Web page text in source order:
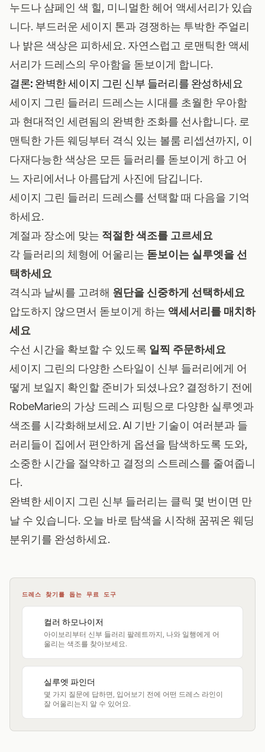
누드나 샴페인 색 힐, 미니멀한 헤어 액세서리가 있습
니다. 부드러운 세이지 톤과 경쟁하는 투박한 주얼리
나 밝은 색상은 피하세요. 자연스럽고 로맨틱한 액세
서리가 드레스의 우아함을 돋보이게 합니다.
결론: 완벽한 세이지 그린 신부 들러리를 완성하세요
세이지 그린 들러리 드레스는 시대를 초월한 우아함
과 현대적인 세련됨의 완벽한 조화를 선사합니다. 로
맨틱한 가든 웨딩부터 격식 있는 볼룸 리셉션까지, 이
다재다능한 색상은 모든 들러리를 돋보이게 하고 어
느 자리에서나 아름답게 사진에 담깁니다.
세이지 그린 들러리 드레스를 선택할 때 다음을 기억
하세요.
계절과 장소에 맞는 적절한 색조를 고르세요
각 들러리의 체형에 어울리는 돋보이는 실루엣을 선
택하세요
격식과 날씨를 고려해 원단을 신중하게 선택하세요
압도하지 않으면서 돋보이게 하는 액세서리를 매치하
세요
수선 시간을 확보할 수 있도록 일찍 주문하세요
세이지 그린의 다양한 스타일이 신부 들러리에게 어
떻게 보일지 확인할 준비가 되셨나요? 결정하기 전에
RobeMarie의 가상 드레스 피팅 으로 다양한 실루엣과
색조를 시각화해보세요. AI 기반 기술이 여러분과 들
러리들이 집에서 편안하게 옵션을 탐색하도록 도와,
소중한 시간을 절약하고 결정의 스트레스를 줄여줍니
다.
완벽한 세이지 그린 신부 들러리는 클릭 몇 번이면 만
날 수 있습니다. 오늘 바로 탐색을 시작해 꿈꿔온 웨딩
분위기를 완성하세요.
드레스 찾기를 돕는 무료 도구
컬러 하모나이저
아이보리부터 신부 들러리 팔레트까지, 나와 일행에게 어
울리는 색조를 찾아보세요.
실루엣 파인더
몇 가지 질문에 답하면, 입어보기 전에 어떤 드레스 라인이
잘 어울리는지 알 수 있어요.